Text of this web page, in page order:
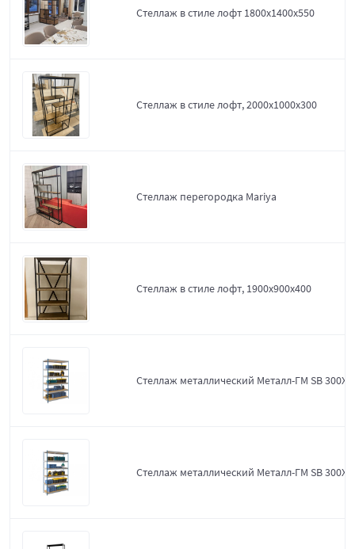
Стеллаж в стиле лофт 1800х1400х550
Стеллаж в стиле лофт, 2000х1000х300
Стеллаж перегородка Mariya
Стеллаж в стиле лофт, 1900х900х400
Стеллаж металлический Металл-ГМ SB
Стеллаж металлический Металл-ГМ SB